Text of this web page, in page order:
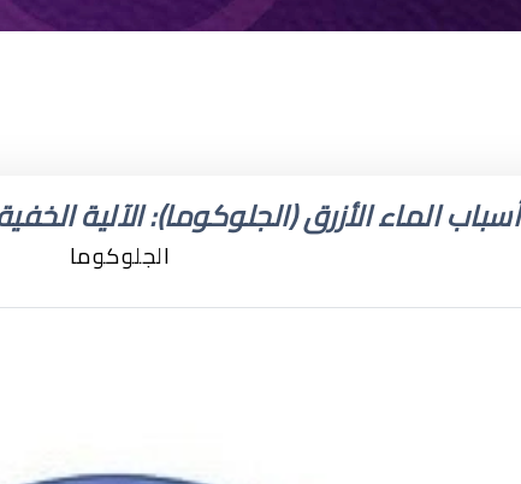
أسباب الماء الأزرق (الجلوكوما): الآلية
الجلوكوما